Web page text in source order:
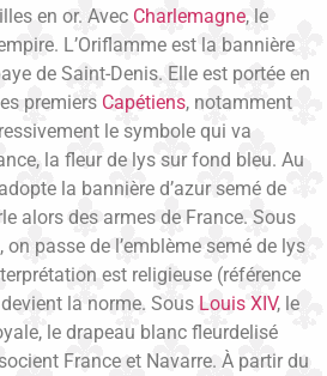
en or. Avec Charlemagne, le
L’Oriflamme est la bannière
de Saint-Denis. Elle est portée en
premiers Capétiens, notamment
le symbole qui va
la fleur de lys sur fond bleu. Au
la bannière d’azur semé de
alors des armes de France. Sous
passe de l’emblème semé de lys
est religieuse (référence
la norme. Sous Louis XIV, le
le drapeau blanc fleurdelisé
France et Navarre. À partir du